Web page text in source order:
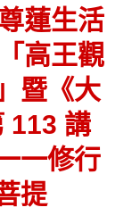
蓮生活
高王觀
暨《大
113 講
一修行
提